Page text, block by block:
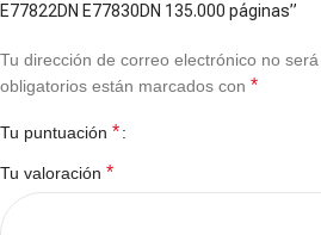
E77822DN E77830DN 135.000 páginas”
Tu dirección de correo electrónico no será
obligatorios están marcados con *
Tu puntuación *
Tu valoración *